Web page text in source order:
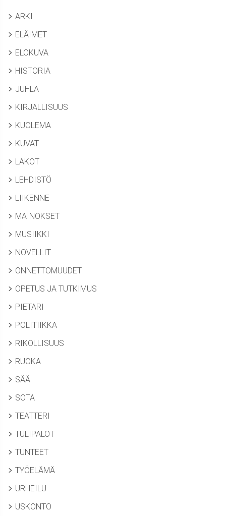
ARKI
ELÄIMET
ELOKUVA
HISTORIA
JUHLA
KIRJALLISUUS
KUOLEMA
KUVAT
LAKOT
LEHDISTÖ
LIIKENNE
MAINOKSET
MUSIIKKI
NOVELLIT
ONNETTOMUUDET
OPETUS JA TUTKIMUS
PIETARI
POLITIIKKA
RIKOLLISUUS
RUOKA
SÄÄ
SOTA
TEATTERI
TULIPALOT
TUNTEET
TYÖELÄMÄ
URHEILU
USKONTO